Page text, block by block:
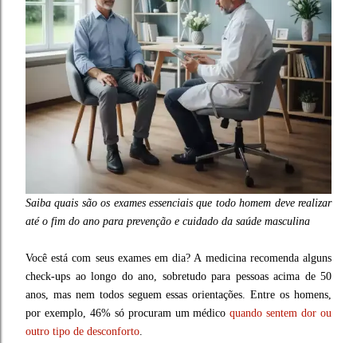
Saiba quais são os exames essenciais que todo homem deve realizar
até o fim do ano para prevenção e cuidado da saúde masculina
Você está com seus exames em dia? A medicina recomenda alguns
check-ups ao longo do ano, sobretudo para pessoas acima de 50
anos, mas nem todos seguem essas orientações. Entre os homens,
por exemplo, 46% só procuram um médicoquando sentem dor ou
outro tipo de desconforto